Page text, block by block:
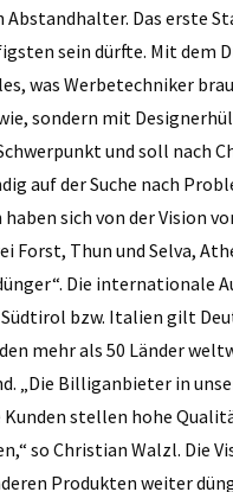
Abstandhalter. Das erste
sein dürfte. Mit dem
was Werbetechniker
sondern mit
und soll nach
auf der Suche nach
sich von der Vision
Thun und Selva,
Die internationale
bzw. Italien gilt
mehr als 50 Länder
„Die Billiganbieter in
stellen hohe
so Christian Walzl. Die
Produkten weiter